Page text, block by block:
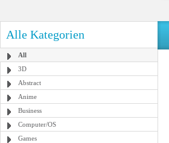
Alle Kategorien
All
3D
Abstract
Anime
Business
Computer/OS
Games